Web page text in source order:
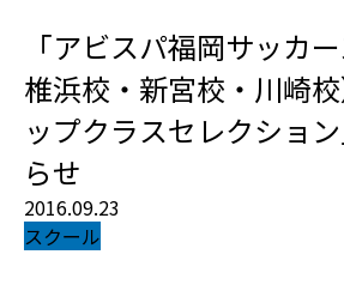
「アビスパ福岡サッカ
椎浜校・新宮校・川崎
ップクラスセレクショ
らせ
2016.09.23
スクール